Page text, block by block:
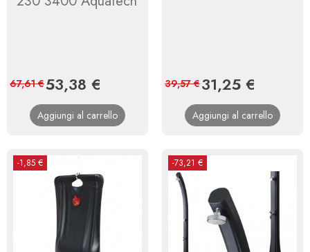
Prezzo
53,38 €
base
67,61 €
Aggiungi al carrello
Prezzo
31,25 €
base
39,57 €
Aggiungi al carrello
-1,85 € -73,21 €